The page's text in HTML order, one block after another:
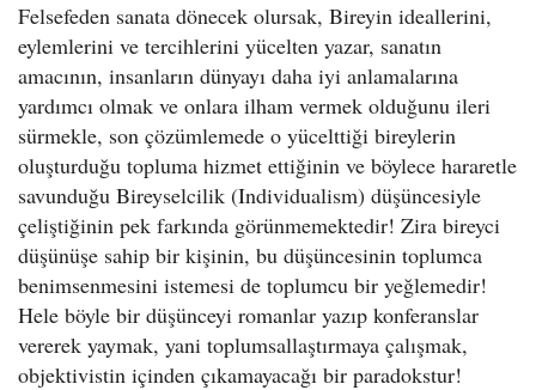
Felsefeden sanata dönecek olursak, Bireyin ideallerini,
eylemlerini ve tercihlerini yücelten yazar, sanatın
amacının, insanların dünyayı daha iyi anlamalarına
yardımcı olmak ve onlara ilham vermek olduğunu ileri
sürmekle, son çözümlemede o yücelttiği bireylerin
oluşturduğu topluma hizmet ettiğinin ve böylece hararetle
savunduğu Bireyselcilik (Individualism) düşüncesiyle
çeliştiğinin pek farkında görünmemektedir! Zira bireyci
düşünüşe sahip bir kişinin, bu düşüncesinin toplumca
benimsenmesini istemesi de toplumcu bir yeğlemedir!
Hele böyle bir düşünceyi romanlar yazıp konferanslar
vererek yaymak, yani toplumsallaştırmaya çalışmak,
objektivistin içinden çıkamayacağı bir paradokstur!